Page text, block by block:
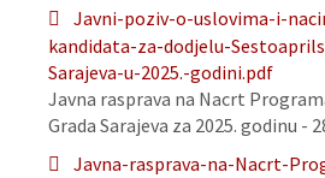
Javni-poziv-o-uslovima-i-
kandidata-za-dodjelu-
Sarajeva-u-2025.-godini.pdf
Javna rasprava na Nacrt
Grada Sarajeva za 2025. godinu -
Javna-rasprava-na-Nacrt-